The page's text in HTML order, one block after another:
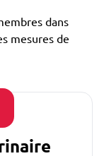
dans
mesures de